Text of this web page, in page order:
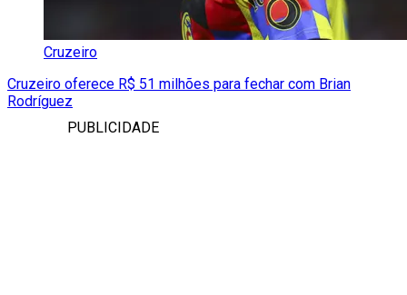
Cruzeiro
Cruzeiro oferece R$ 51 milhões para fechar com Brian
Rodríguez
PUBLICIDADE